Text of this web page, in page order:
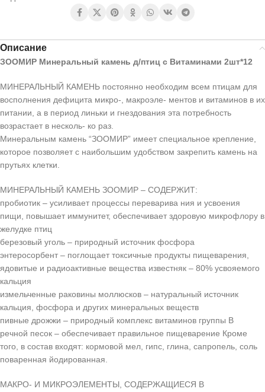
Описание
ЗООМИР Минеральный камень д/птиц с Витаминами 2шт*12
МИНЕРАЛЬНЫЙ КАМЕНЬ постоянно необходим всем птицам для
восполнения дефицита микро-, макроэле- ментов и витаминов в их
питании, а в период линьки и гнездования эта потребность
возрастает в несколь- ко раз.
Минеральным камень “ЗООМИР” имеет специальное крепление,
которое позволяет с наибольшим удобством закрепить камень на
прутьях клетки.
МИНЕРАЛЬНЫЙ КАМЕНЬ ЗООМИР – СОДЕРЖИТ:
пробиотик – усиливает процессы переварива ния и усвоения
пищи, повышает иммунитет, обеспечивает здоровую микрофлору в
желудке птиц
березовый уголь – природный источник фосфора
энтеросорбент – поглощает токсичные продукты пищеварения,
ядовитые и радиоактивные вещества известняк – 80% усвояемого
кальция
измельченные раковины моллюсков – натуральный источник
кальция, фосфора и других минеральных веществ
пивные дрожжи – природный комплекс витаминов группы В
речной песок – обеспечивает правильное пищеварение Кроме
того, в состав входят: кормовой мел, гипс, глина, сапропель, соль
поваренная йодированная.
МАКРО- И МИКРОЭЛЕМЕНТЫ, СОДЕРЖАЩИЕСЯ В